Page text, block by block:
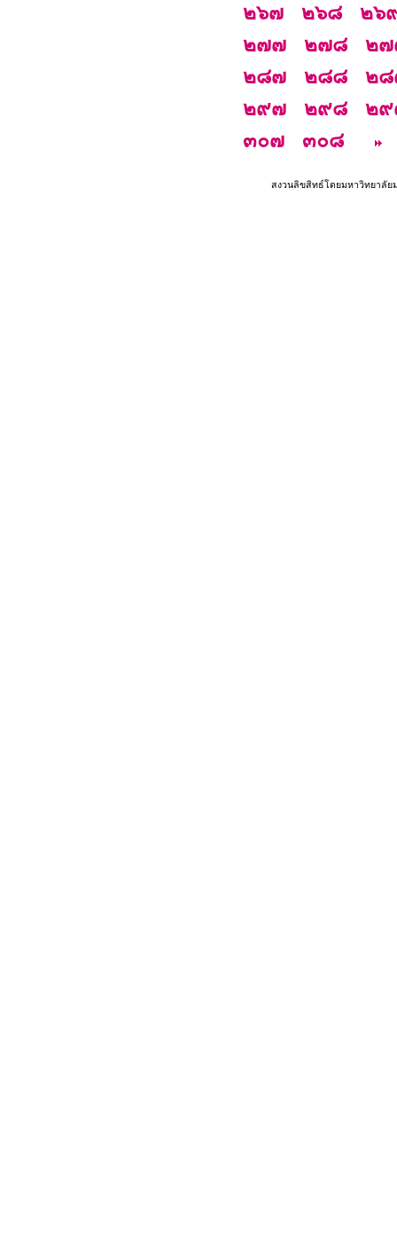
๒๖๗
๒๖๘
๒๖
๒๗๗
๒๗๘
๒
๒๘๗
๒๘๘
๒
๒๙๗
๒๙๘
๒
๓๐๗
๓๐๘
สงวนลิขสิทธ์โดยมหาวิทยาลั